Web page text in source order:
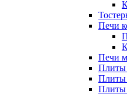
Печи
Печи
Плиты
Плиты
Плиты